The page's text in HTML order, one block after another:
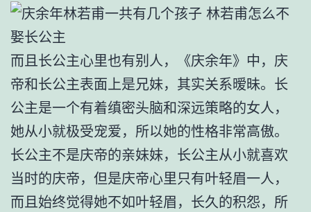
而且长公主心里也有别人，《庆余年》中，庆
帝和长公主表面上是兄妹，其实关系暧昧。长
公主是一个有着缜密头脑和深远策略的女人，
她从小就极受宠爱，所以她的性格非常高傲。
长公主不是庆帝的亲妹妹，长公主从小就喜欢
当时的庆帝，但是庆帝心里只有叶轻眉一人，
而且始终觉得她不如叶轻眉，长久的积怨，所